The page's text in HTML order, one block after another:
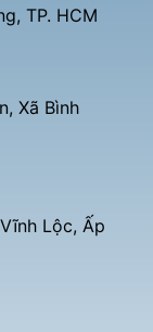
TP. HCM
Xã Bình
Lộc, Ấp